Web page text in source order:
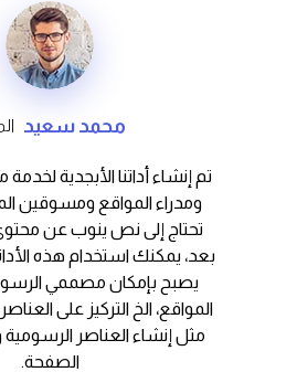
محمد سعید
تم إنشاء أداتنا الأبجدية
ومدراء المواقع ومسوقين
تحتاج إلى نص ينوب عن
بعد، يمكنك استخدام هذه
يصبح بإمكان مصممي
المواقع، الخ التركيز على
مثل إنشاء العناصر
الصفحة.